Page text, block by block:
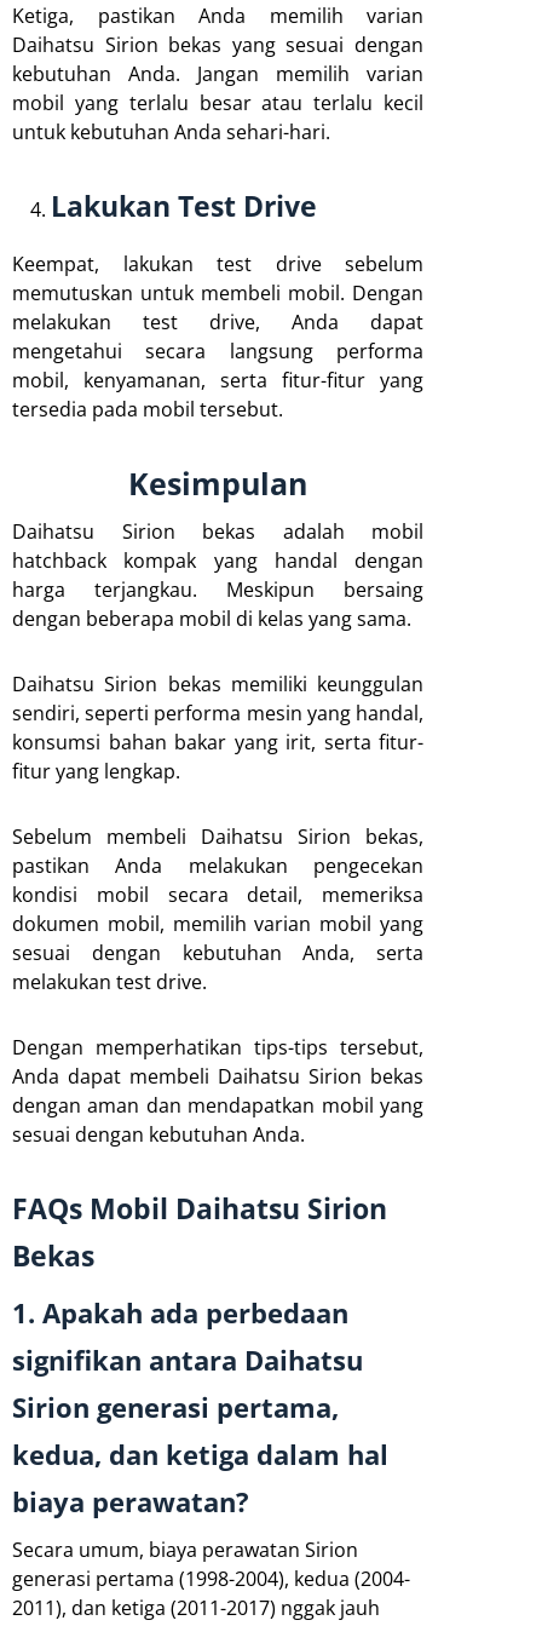
Ketiga, pastikan Anda memilih varian
Daihatsu Sirion bekas yang sesuai dengan
kebutuhan Anda. Jangan memilih varian
mobil yang terlalu besar atau terlalu kecil
untuk kebutuhan Anda sehari-hari.
Lakukan Test Drive
Keempat, lakukan test drive sebelum
memutuskan untuk membeli mobil. Dengan
melakukan test drive, Anda dapat
mengetahui secara langsung performa
mobil, kenyamanan, serta fitur-fitur yang
tersedia pada mobil tersebut.
Kesimpulan
Daihatsu Sirion bekas adalah mobil
hatchback kompak yang handal dengan
harga terjangkau. Meskipun bersaing
dengan beberapa mobil di kelas yang sama.
Daihatsu Sirion bekas memiliki keunggulan
sendiri, seperti performa mesin yang handal,
konsumsi bahan bakar yang irit, serta fitur-
fitur yang lengkap.
Sebelum membeli Daihatsu Sirion bekas,
pastikan Anda melakukan pengecekan
kondisi mobil secara detail, memeriksa
dokumen mobil, memilih varian mobil yang
sesuai dengan kebutuhan Anda, serta
melakukan test drive.
Dengan memperhatikan tips-tips tersebut,
Anda dapat membeli Daihatsu Sirion bekas
dengan aman dan mendapatkan mobil yang
sesuai dengan kebutuhan Anda.
FAQs Mobil Daihatsu Sirion
Bekas
1. Apakah ada perbedaan
signifikan antara Daihatsu
Sirion generasi pertama,
kedua, dan ketiga dalam hal
biaya perawatan?
Secara umum, biaya perawatan Sirion
generasi pertama (1998-2004), kedua (2004-
2011), dan ketiga (2011-2017) nggak jauh